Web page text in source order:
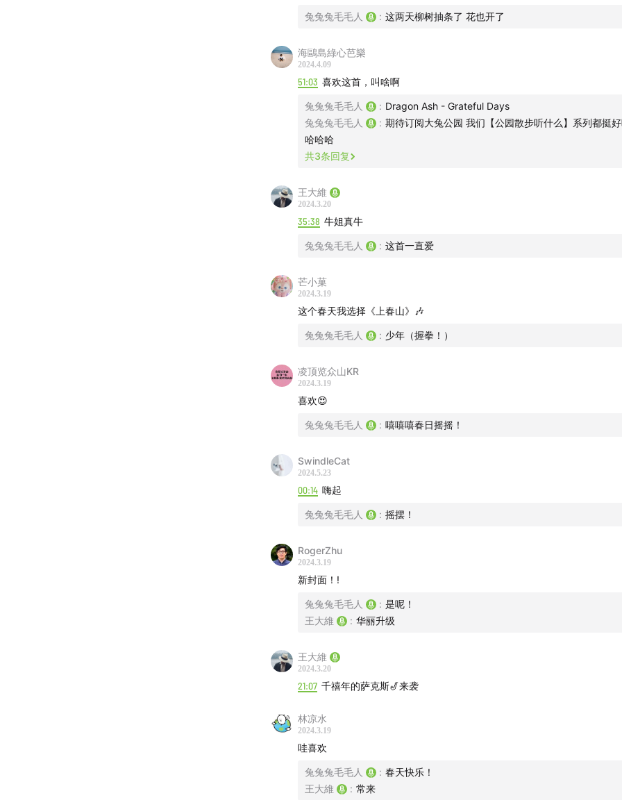
033-公园散步听什么：让我们再次拥抱自由的冷空气
028-公园散步听什么：在暖阳中踩踏落叶，在平静中等待秋凉
010-公园散步听什么：树影斑驳，我们在夏日旋律里寻找爱与忧愁
038-情人节听什么：让我们脱个光溜溜再做一场温柔梦
004-乐队的夏天：你还记得2019年那个自由的夏天吗？
-本期主播-
即刻：大维微博@王大维维维维维维
即刻：兔毛
即刻：安全出口FM老段
大兔公园门口目前已在喜马拉雅、小宇宙、荔枝、苹果podcast、QQ
易云音乐同步更新，欢迎订阅大兔公园
兔兔兔毛毛人 : 这两天柳树抽条了 花也开了
海鷗島綠心芭樂
2024.4.09
51:03 喜欢这首，叫啥啊
兔兔兔毛毛人 : Dragon Ash - Grateful Days
兔兔兔毛毛人
: 期待订阅大兔公园 我们【公园散步听什么】系列都挺
哈哈哈
共3条回复
王大維
2024.3.20
35:38 牛姐真牛
兔兔兔毛毛人 : 这首一直爱
芒小菓
2024.3.19
这个春天我选择《上春山》🎶
兔兔兔毛毛人 : 少年（握拳！）
凌顶览众山KR
2024.3.19
喜欢😍
兔兔兔毛毛人 : 嘻嘻嘻春日摇摇！
SwindleCat
2024.5.23
00:14 嗨起
兔兔兔毛毛人 : 摇摆！
RogerZhu
2024.3.19
新封面！!
兔兔兔毛毛人 : 是呢！
王大維
: 华丽升级
王大維
2024.3.20
21:07 千禧年的萨克斯🎷来袭
林凉水
2024.3.19
哇喜欢
兔兔兔毛毛人 : 春天快乐！
王大維
: 常来